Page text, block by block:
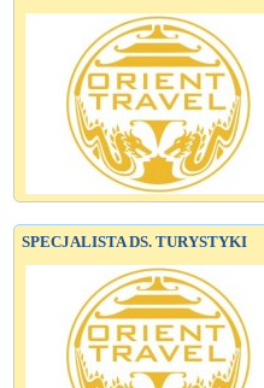
SPECJALISTA DS. TURYSTYKI